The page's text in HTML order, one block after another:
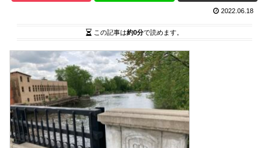
2022.06.18
この記事は約0分で読めます。